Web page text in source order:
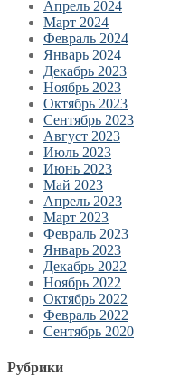
Апрель 2024
Март 2024
Февраль 2024
Январь 2024
Декабрь 2023
Ноябрь 2023
Октябрь 2023
Сентябрь 2023
Август 2023
Июль 2023
Июнь 2023
Май 2023
Апрель 2023
Март 2023
Февраль 2023
Январь 2023
Декабрь 2022
Ноябрь 2022
Октябрь 2022
Февраль 2022
Сентябрь 2020
Рубрики